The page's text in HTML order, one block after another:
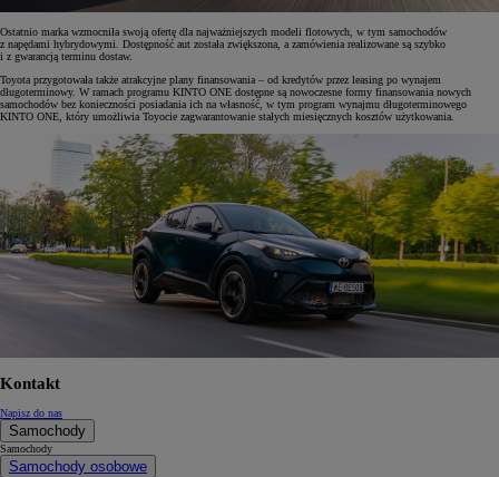
Ostatnio marka wzmocniła swoją ofertę dla najważniejszych modeli flotowych, w tym samochodów
z napędami hybrydowymi. Dostępność aut została zwiększona, a zamówienia realizowane są szybko
i z gwarancją terminu dostaw.
Toyota przygotowała także atrakcyjne plany finansowania – od kredytów przez leasing po wynajem
długoterminowy. W ramach programu KINTO ONE dostępne są nowoczesne formy finansowania nowych
samochodów bez konieczności posiadania ich na własność, w tym program wynajmu długoterminowego
KINTO ONE, który umożliwia Toyocie zagwarantowanie stałych miesięcznych kosztów użytkowania.
Kontakt
Napisz do nas
Samochody
Samochody
Samochody osobowe